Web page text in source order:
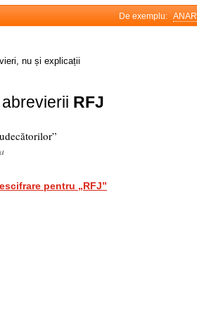
De exemplu: ANAR
nu și explicații
RFJ
pentru „RFJ”